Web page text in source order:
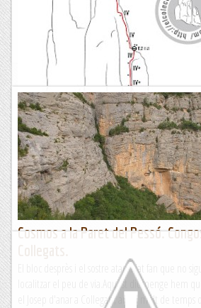
Puro, ens dirigim a un altre roca emblemàtica de
Sabardó. Jo ja fa uns quants anys que vaig fer
El col·leccionista de vies
Lo Puro. Via JOPUMA. Congost de
Diumenge 9 d'agost de 2015La meva ressenyaEl
la primera via que vaig fer en el Congost de
quinze anys. Es un bon lloc pels dies del
El col·leccionista de vies
Cosmos a la Paret del Pessó.
El bloc desprès i el sostre ataronjat fan que no
localitzar el peu de via.Aquest diumenge hem
el Josep d'anar a Collegats, ara fa molt de temps